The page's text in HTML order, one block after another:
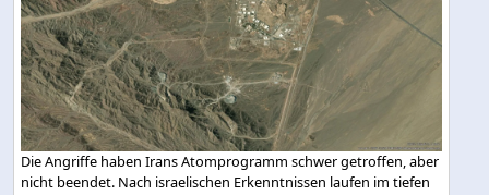
Die Angriffe haben Irans Atomprogramm schwer getroffen, aber
nicht beendet. Nach israelischen Erkenntnissen laufen im tiefen